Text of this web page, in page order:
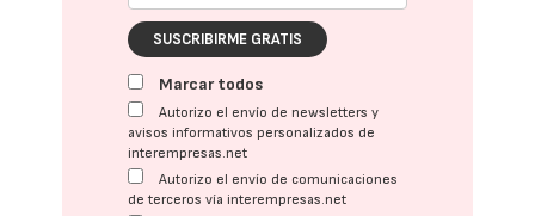
SUSCRIBIRME GRATIS
Marcar todos
Autorizo el envío de newsletters y
avisos informativos personalizados de
interempresas.net
Autorizo el envío de comunicaciones
de terceros vía interempresas.net